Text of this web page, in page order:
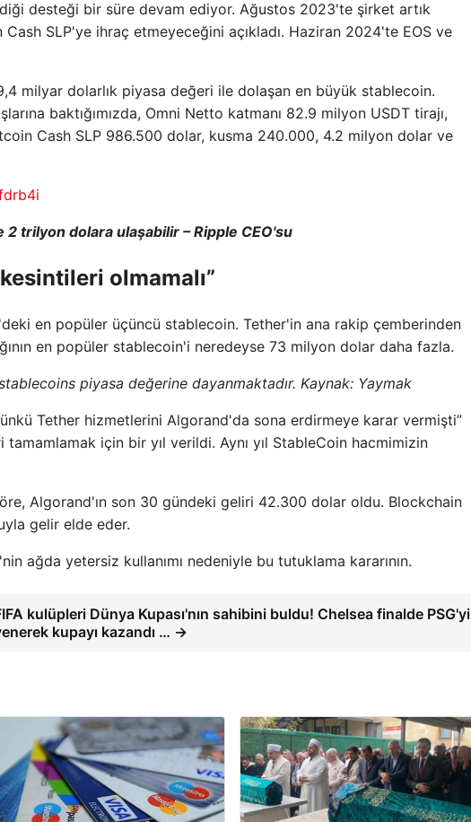
desteği bir süre devam ediyor. Ağustos 2023'te şirket artık
SLP'ye ihraç etmeyeceğini açıkladı. Haziran 2024'te EOS ve
milyar dolarlık piyasa değeri ile dolaşan en büyük stablecoin.
baktığımızda, Omni Netto katmanı 82.9 milyon USDT tirajı,
Cash SLP 986.500 dolar, kusma 240.000, 4.2 milyon dolar ve
2 trilyon dolara ulaşabilir – Ripple CEO'su
olmamalı”
en popüler üçüncü stablecoin. Tether'in ana rakip çemberinden
en popüler stablecoin'i neredeyse 73 milyon dolar daha fazla.
piyasa değerine dayanmaktadır. Kaynak: Yaymak
çünkü Tether hizmetlerini Algorand'da sona erdirmeye karar vermişti”
için bir yıl verildi. Aynı yıl StableCoin hacmimizin
Algorand'ın son 30 gündeki geliri 42.300 dolar oldu. Blockchain
gelir elde eder.
ağda yetersiz kullanımı nedeniyle bu tutuklama kararının.
kulüpleri Dünya Kupası'nın sahibini buldu! Chelsea finalde PSG'yi
kupayı kazandı … →